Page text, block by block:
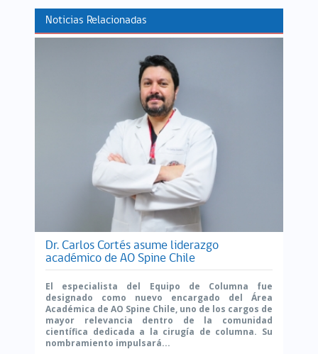
Noticias Relacionadas
Dr. Carlos Cortés asume liderazgo
académico de AO Spine Chile
El especialista del Equipo de Columna fue
designado como nuevo encargado del Área
Académica de AO Spine Chile, uno de los cargos de
mayor relevancia dentro de la comunidad
científica dedicada a la cirugía de columna. Su
nombramiento impulsará...